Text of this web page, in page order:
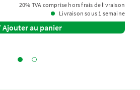
20% TVA comprise hors frais de livraison
Livraison sous 1 semaine
Ajouter au panier